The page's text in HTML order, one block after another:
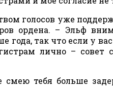
голосов уже
ордена. – Эльф
года, так что если у
лично – совет
тебя больше